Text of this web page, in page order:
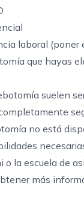
laboral (poner
que hayas
suelen
no está
o la escuela de
más